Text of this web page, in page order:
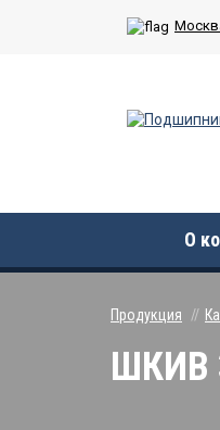
О
Продукция
ШКИВ